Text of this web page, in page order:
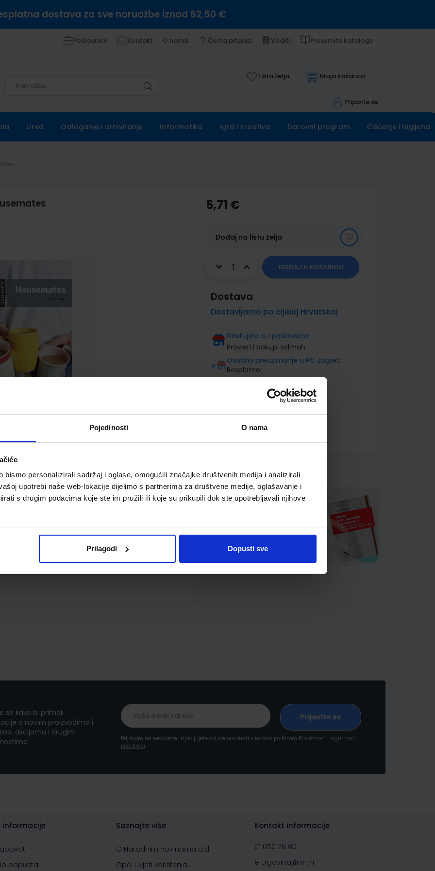
Pojedinosti O nama
bismo personalizirali sadržaj i oglase, omogućili značajke društvenih medija i analizirali
upotrebi naše web-lokacije dijelimo s partnerima za društvene medije, oglašavanje i
s drugim podacima koje ste im pružili ili koje su prikupili dok ste upotrebljavali njihove
Prilagodi Dopusti sve
dostava za sve narudžbe iznad 62,50 €
Poslovnice Kontakt O nama Česta pitanja Vodiči Preuzmite kataloge
Lista želja Moja košarica
Prijavite se
Ured Odlaganje i arhiviranje Informatika Igra i kreativa Darovni program Čišćenje i higijena
5,71 €
Dodaj na listu želja
DODAJ U KOŠARICU
Dostava
Dostavljamo po cijeloj Hrvatskoj
Dostupno u 1 poslovnica
Provjeri i pokupi odmah
Osobno preuzimanje u PC Zagreb
Besplatno
se kako bi primali
o novim proizvodima i
akcijama i drugim
Prijavom na newsletter izjavljujete da ste upoznati s našom politikom Privatnosti i sigurnosti
podataka
informacije
popusta
Saznajte više
O Narodnim novinama d.d.
Opći uvjeti korištenja
Kontakt informacije
01 650 28 80
e-trgovina@nn.hr